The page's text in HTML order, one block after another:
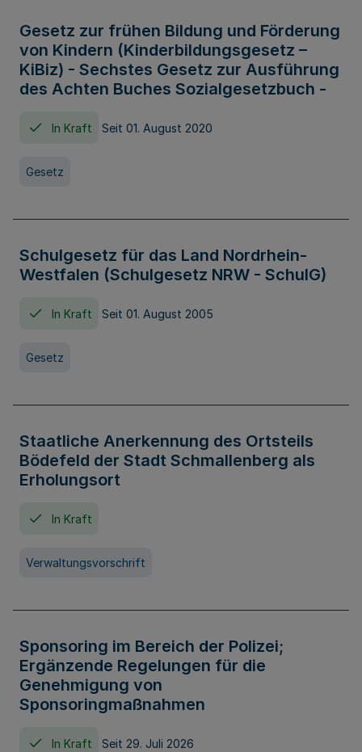
Gesetz zur frühen Bildung und Förderung
von Kindern (Kinderbildungsgesetz –
KiBiz) - Sechstes Gesetz zur Ausführung
des Achten Buches Sozialgesetzbuch -
In Kraft Seit 01. August 2020
Gesetz
Schulgesetz für das Land Nordrhein-
Westfalen (Schulgesetz NRW - SchulG)
In Kraft Seit 01. August 2005
Gesetz
Staatliche Anerkennung des Ortsteils
Bödefeld der Stadt Schmallenberg als
Erholungsort
In Kraft
Verwaltungsvorschrift
Sponsoring im Bereich der Polizei;
Ergänzende Regelungen für die
Genehmigung von
Sponsoringmaßnahmen
In Kraft Seit 29. Juli 2026